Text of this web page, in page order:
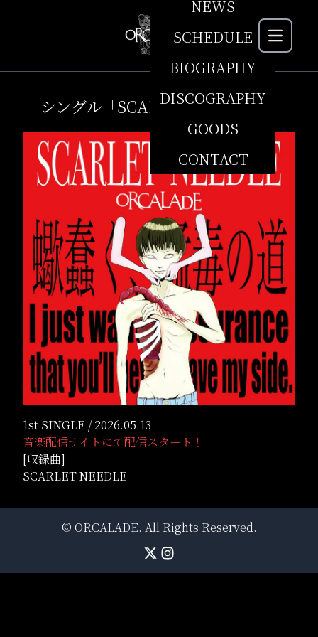
NEWS
SCHEDULE
BIOGRAPHY
DISCOGRAPHY
GOODS
CONTACT
シングル「SCARLET NEEDLE」
1st SINGLE / 2026.05.13
音楽配信サイトにて配信スタート！
[収録曲]
SCARLET NEEDLE
© ORCALADE. All Rights Reserved.